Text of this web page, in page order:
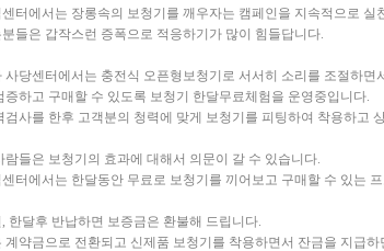
터에서는 장롱속의 보청기를 깨우자는 캠페인을 지속적으로 실
들은 갑작스런 증폭으로 적응하기가 많이 힘들답니다.
사당센터에서는 충전식 오픈형보청기로 서서히 소리를 조절하면
하고 구매할 수 있도록 보청기 한달무료체험을 운영중입니다.
사를 한후 고객분의 청력에 맞게 보청기를 피팅하여 착용하고
들은 보청기의 효과에 대해서 의문이 갈 수 있습니다.
터에서는 한달동안 무료로 보청기를 끼어보고 구매할 수 있는
한달후 반납하면 보증금은 환불해 드립니다.
약금으로 전환되고 신제품 보청기를 착용하면서 잔금을 지급하